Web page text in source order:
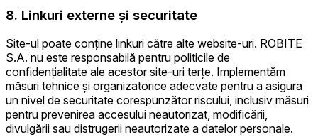
8. Linkuri externe și securitate
Site-ul poate conține linkuri către alte website-uri. ROBITE
S.A. nu este responsabilă pentru politicile de
confidențialitate ale acestor site-uri terțe. Implementăm
măsuri tehnice și organizatorice adecvate pentru a asigura
un nivel de securitate corespunzător riscului, inclusiv măsuri
pentru prevenirea accesului neautorizat, modificării,
divulgării sau distrugerii neautorizate a datelor personale.